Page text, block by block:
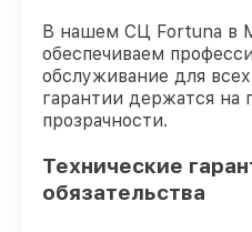
В нашем СЦ Fortuna в
обеспечиваем
обслуживание для
гарантии держатся на
прозрачности.
Технические
обязательства